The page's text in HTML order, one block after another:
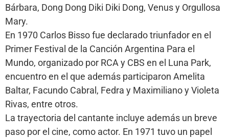
Bárbara, Dong Dong Diki Diki Dong, Venus y Orgullosa
Mary.
En 1970 Carlos Bisso fue declarado triunfador en el
Primer Festival de la Canción Argentina Para el
Mundo, organizado por RCA y CBS en el Luna Park,
encuentro en el que además participaron Amelita
Baltar, Facundo Cabral, Fedra y Maximiliano y Violeta
Rivas, entre otros.
La trayectoria del cantante incluye además un breve
paso por el cine, como actor. En 1971 tuvo un papel